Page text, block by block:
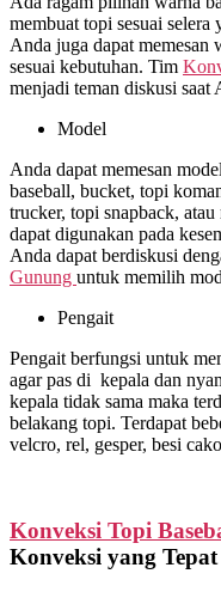
membuat topi sesuai
Anda juga dapat memesan
sesuai kebutuhan. Tim
menjadi teman diskusi saat
Model
Anda dapat memesan
baseball, bucket, topi
trucker, topi snapback,
dapat digunakan pada
Anda dapat berdiskusi
Gunung untuk memilih
Pengait
Pengait berfungsi untuk
agar pas di kepala dan
kepala tidak sama maka
belakang topi. Terdapat
velcro, rel, gesper, besi
Konveksi Topi
Konveksi yang Tepat